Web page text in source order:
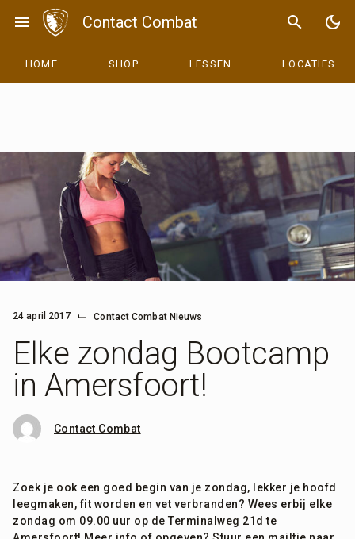
menu Contact Combat search dark_mode
HOME SHOP LESSEN LOCATIES
24 april 2017 ⌙ Contact Combat Nieuws
Elke zondag Bootcamp
in Amersfoort!
Contact Combat
Zoek je ook een goed begin van je zondag, lekker je hoofd
leegmaken, fit worden en vet verbranden? Wees erbij elke
zondag om 09.00 uur op de Terminalweg 21d te